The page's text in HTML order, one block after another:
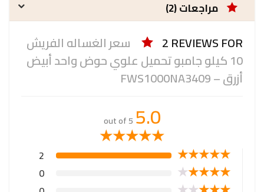
مراجعات (2)
2 REVIEWS FOR
سعر الغساله الفريش
10 كيلو جامبو تحميل علوي حوض واحد أبيض
أزرق – FWS1000NA3409
5.0
out of 5
★
★
★
★
★
★
★
★
★
★
2
★
★
★
★
★
0